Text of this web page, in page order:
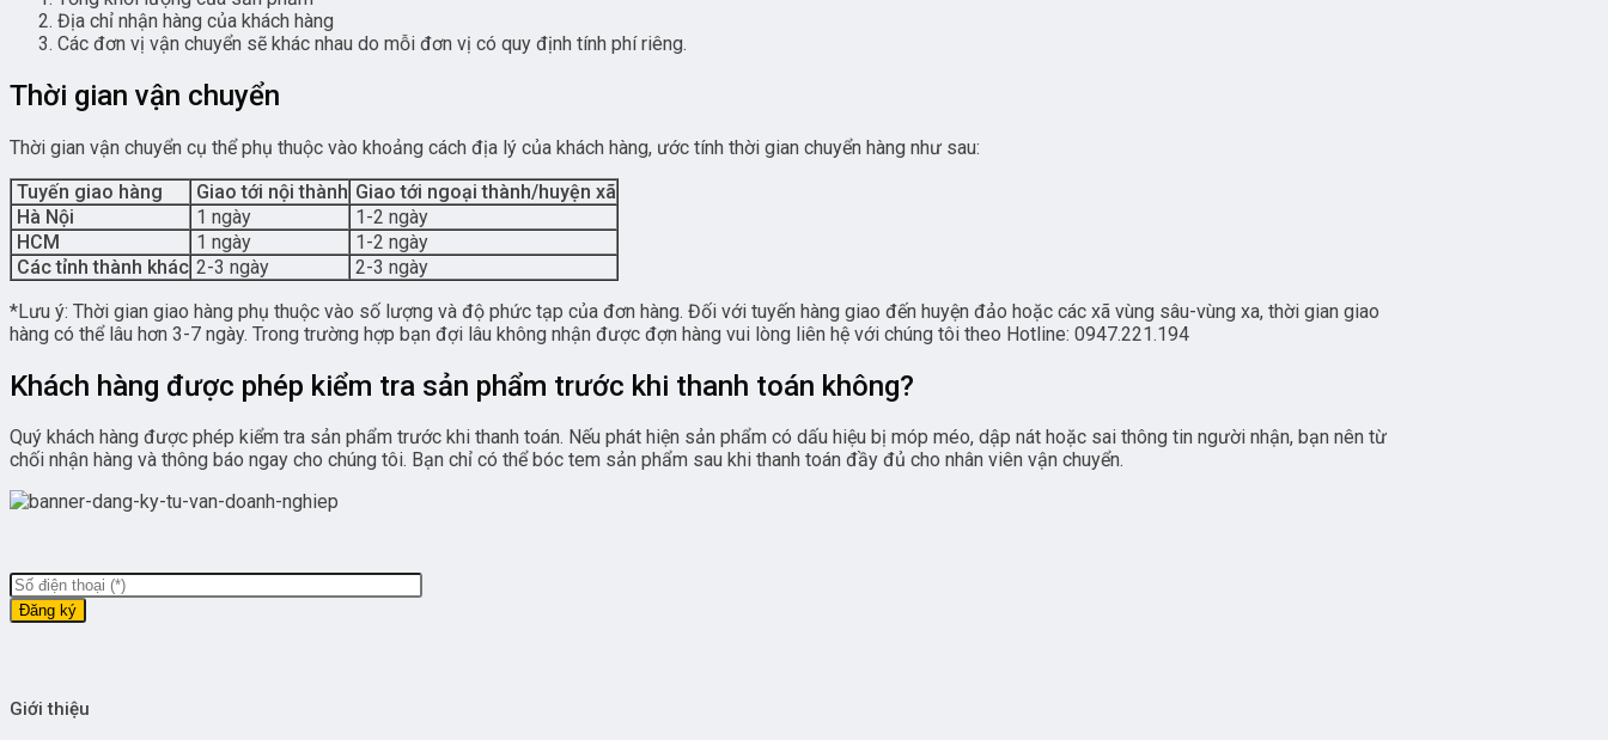
Địa chỉ nhận hàng của khách hàng
Các đơn vị vận chuyển sẽ khác nhau do mỗi đơn vị có quy định tính phí riêng.
Thời gian vận chuyển
Thời gian vận chuyển cụ thể phụ thuộc vào khoảng cách địa lý của khách hàng, ước tính thời gian chuyển hàng như sau:
Tuyến giao hàng
Giao tới nội thành Giao tới ngoại thành/huyện xã
Hà Nội
1 ngày
1-2 ngày
HCM
1 ngày
1-2 ngày
Các tỉnh thành khác 2-3 ngày
2-3 ngày
*Lưu ý: Thời gian giao hàng phụ thuộc vào số lượng và độ phức tạp của đơn hàng. Đối với tuyến hàng giao đến huyện đảo hoặc các xã vùng sâu-vùng xa, thời gian giao
hàng có thể lâu hơn 3-7 ngày. Trong trường hợp bạn đợi lâu không nhận được đợn hàng vui lòng liên hệ với chúng tôi theo Hotline: 0947.221.194
Khách hàng được phép kiểm tra sản phẩm trước khi thanh toán không?
Quý khách hàng được phép kiểm tra sản phẩm trước khi thanh toán. Nếu phát hiện sản phẩm có dấu hiệu bị móp méo, dập nát hoặc sai thông tin người nhận, bạn nên từ
chối nhận hàng và thông báo ngay cho chúng tôi. Bạn chỉ có thể bóc tem sản phẩm sau khi thanh toán đầy đủ cho nhân viên vận chuyển.
Giới thiệu